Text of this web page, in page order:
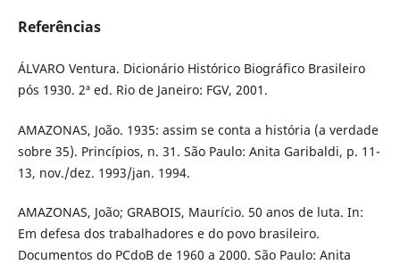
Referências
ÁLVARO Ventura. Dicionário Histórico Biográfico Brasileiro
pós 1930. 2ª ed. Rio de Janeiro: FGV, 2001.
AMAZONAS, João. 1935: assim se conta a história (a verdade
sobre 35). Princípios, n. 31. São Paulo: Anita Garibaldi, p. 11-
13, nov./dez. 1993/jan. 1994.
AMAZONAS, João; GRABOIS, Maurício. 50 anos de luta. In:
Em defesa dos trabalhadores e do povo brasileiro.
Documentos do PCdoB de 1960 a 2000. São Paulo: Anita